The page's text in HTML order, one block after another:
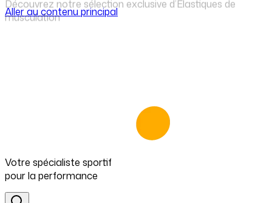
Aller au contenu principal
⁠Une sélection exigeante de marques premium pour
Votre spécialiste sportif
pourla performance